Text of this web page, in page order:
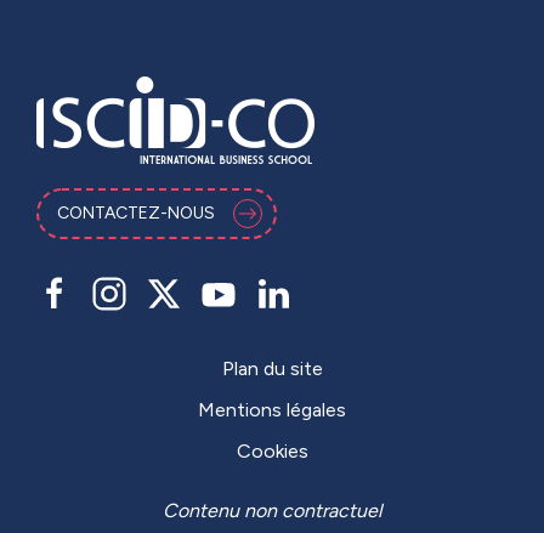
CONTACTEZ-NOUS
Plan du site
Mentions légales
Cookies
Contenu non contractuel